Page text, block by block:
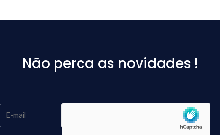
Não perca as novidades !